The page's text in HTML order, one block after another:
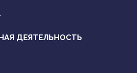
ДЕЯТЕЛЬНОСТЬ